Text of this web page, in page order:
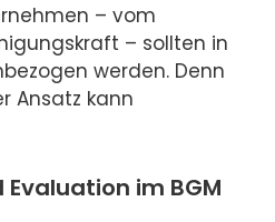
– vom
– sollten in
werden. Denn
Ansatz kann
im BGM